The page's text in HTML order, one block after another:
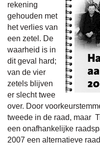
rekening
gehouden met
het verlies van
een zetel. De
waarheid is in
dit geval hard;
van de vier
zetels blijven
er slecht twee
over. Door
tweede in de raad, maar
een onafhankelijke
2007 een alternatieve